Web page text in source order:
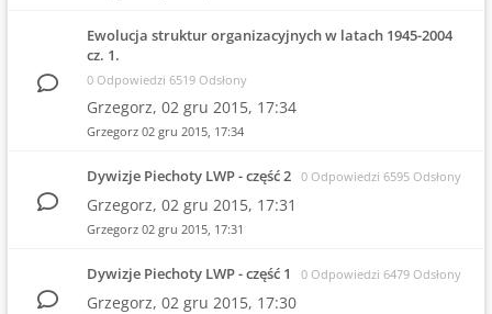
Ewolucja struktur organizacyjnych w latach 1945-2004
cz. 1.
0 Odpowiedzi 6519 Odsłony
Grzegorz, 02 gru 2015, 17:34
Grzegorz 02 gru 2015, 17:34
Dywizje Piechoty LWP - część 2 0 Odpowiedzi 6595 Odsłony
Grzegorz, 02 gru 2015, 17:31
Grzegorz 02 gru 2015, 17:31
Dywizje Piechoty LWP - część 1 0 Odpowiedzi 6479 Odsłony
Grzegorz, 02 gru 2015, 17:30